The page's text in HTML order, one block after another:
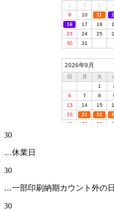
30
…休業日
30
…一部印刷納期カウント外の日
30